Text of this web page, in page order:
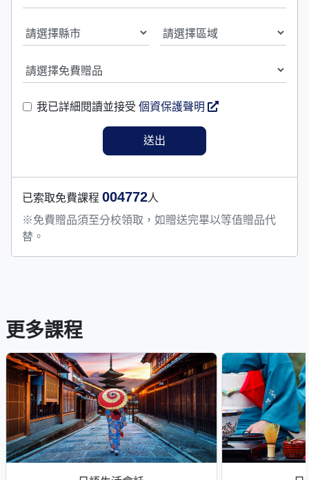
我已詳細閱讀並接受 個資保護聲明
已索取免費課程 004772人
※免費贈品須至分校領取，如贈送完畢以等值贈品代
替。
更多課程